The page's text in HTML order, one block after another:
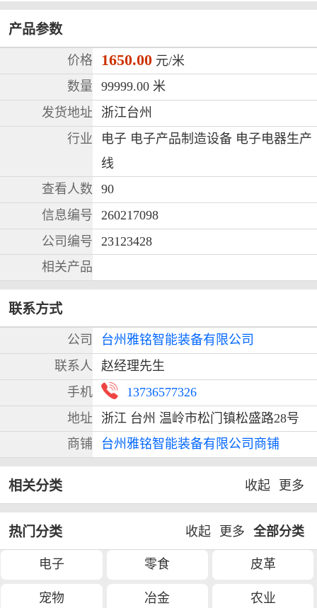
产品参数
价格 1650.00 元/米
数量
99999.00 米
发货地址
浙江台州
行业
电子 电子产品制造设备 电子电器生产
线
查看人数
90
信息编号
260217098
公司编号
23123428
相关产品
联系方式
公司
台州雅铭智能装备有限公司
联系人
赵经理先生
手机
13736577326
地址
浙江 台州 温岭市松门镇松盛路28号
商铺
台州雅铭智能装备有限公司商铺
相关分类 更多
收起
热门分类 全部分类
更多
收起
电子 零食 皮革
宠物 冶金 农业